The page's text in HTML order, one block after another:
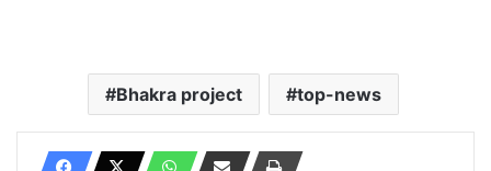
Bhakra project top-news